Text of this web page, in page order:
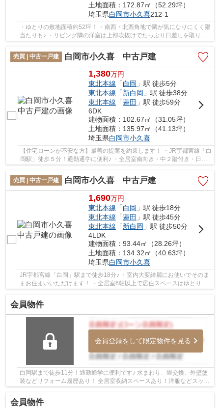
土地面積：172.87㎡（52.29坪）
埼玉県白岡市小久喜212-1
・ゆとりの敷地面積約52坪！ ・南西・北西角地で隣が気になりにくく陽
当たりも♪ ・リビング隣の洋室は上部吹抜けでたっぷり日差しを取り込
みます！ 経験豊富なキャリアのあるスタッ...
売買 | 中古一戸建
白岡市小久喜 中古戸建
1,380万円
東北本線 「白岡 」駅 徒歩5分
東北本線 「新白岡 」駅 徒歩38分
東北本線 「蓮田 」駅 徒歩59分
6DK
建物面積：102.67㎡（31.05坪）
土地面積：135.97㎡（41.13坪）
埼玉県白岡市小久喜
【住宅ローンが不安な方】最善の提案を約束します！ ・JR宇都宮線「白
岡駅」徒歩５分！通勤通学に便利♪ ・全居室南向き・中２階付き・日当
売買 | 中古一戸建
白岡市小久喜 中古戸建
1,690万円
東北本線 「白岡 」駅 徒歩18分
東北本線 「蓮田 」駅 徒歩45分
東北本線 「新白岡 」駅 徒歩50分
4LDK
建物面積：93.44㎡（28.26坪）
土地面積：134.32㎡（40.63坪）
埼玉県白岡市小久喜
JR宇都宮線「白岡」駅まで徒歩18分♪ ・室内大変綺麗にお使いでそのま
まお住まいいただけます！ ・全居室6帖以上で居住スペースはゆとりが
会員物件
会員登録をして限定物件を見る
白岡駅まで徒歩11分！通勤通学に便利です♪ 水まわり、畳交換、外壁塗
装などリフォーム履歴あり！ 全居室収納スペースあり！洋服などスッキ
会員物件